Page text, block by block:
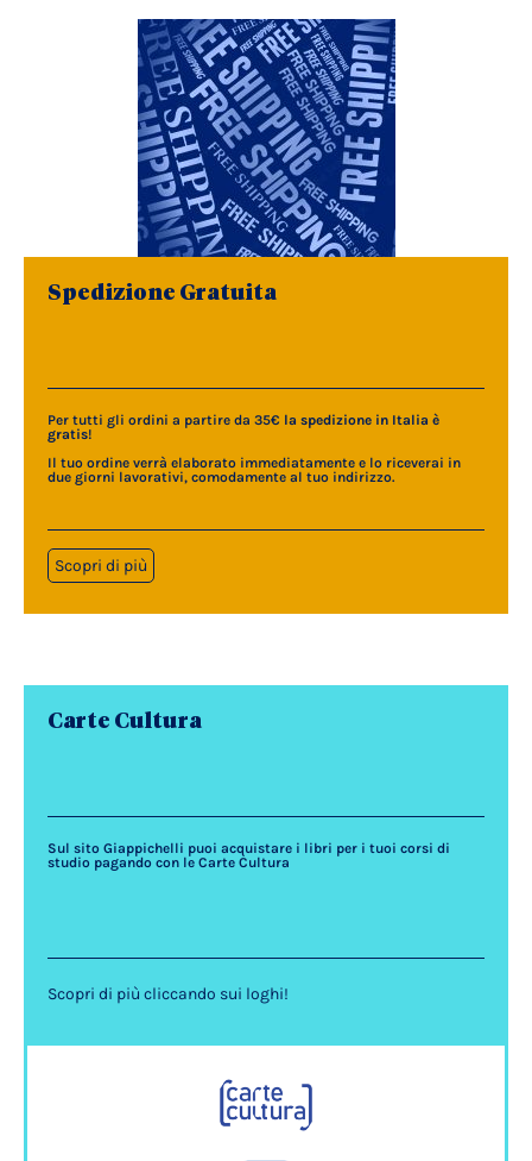
Spedizione Gratuita
Per tutti gli ordini a partire da 35€ la spedizione in Italia è
gratis!
Il tuo ordine verrà elaborato immediatamente e lo riceverai in
due giorni lavorativi, comodamente al tuo indirizzo.
Scopri di più
Carte Cultura
Sul sito Giappichelli puoi acquistare i libri per i tuoi corsi di
studio pagando con le Carte Cultura
Scopri di più cliccando sui loghi!